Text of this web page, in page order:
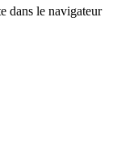
dans le navigateur